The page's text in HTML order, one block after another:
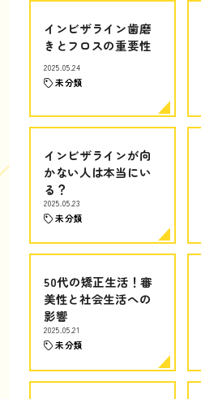
インビザライン歯磨
きとフロスの重要性
2025.05.24
未分類
インビザラインが向
かない人は本当にい
る？
2025.05.23
未分類
50代の矯正生活！審
美性と社会生活への
影響
2025.05.21
未分類